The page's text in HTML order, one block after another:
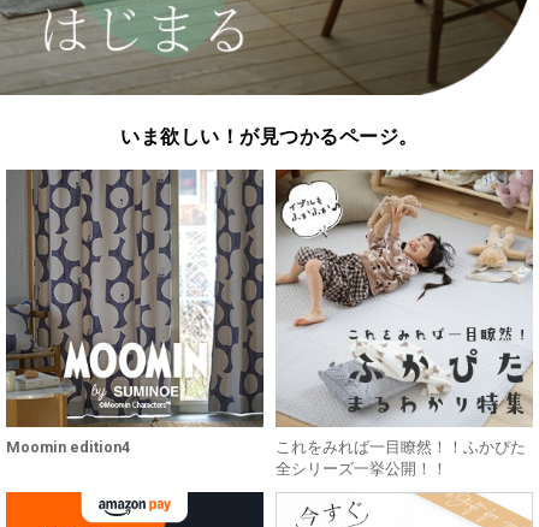
いま欲しい！が見つかるページ。
Moomin edition4
これをみれば一目瞭然！！ふかぴた
全シリーズ一挙公開！！